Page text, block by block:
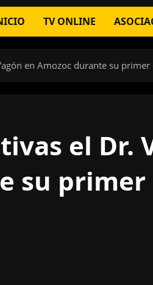
TV ONLINE
en Amozoc durante su
el Dr.
su primer